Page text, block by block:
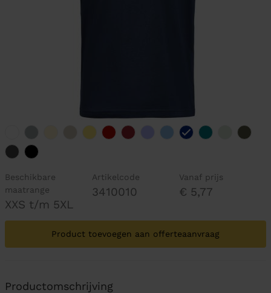
Beschikbare
maatrange
XXS t/m 5XL
Artikelcode
3410010
Vanaf prijs
€ 5,77
Product toevoegen aan offerteaanvraag
Productomschrijving